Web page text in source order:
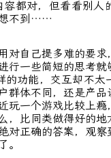
都对，但看看别人
想不到……
对自己提多难的要
行一些简短的思考
功能，交互却不太
群体不同，还是产品
玩一个游戏比较上
，比同类做得好的
对正确的答案，观察
。